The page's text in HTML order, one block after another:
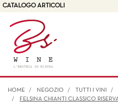
CATALOGO ARTICOLI
HOME NEGOZIO TUTTI I VINI
FELSINA CHIANTI CLASSICO